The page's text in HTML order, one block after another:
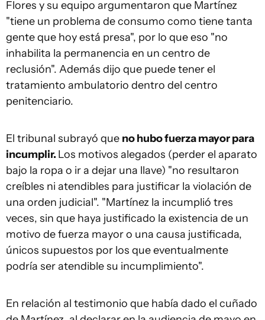
Flores y su equipo argumentaron que Martínez
"tiene un problema de consumo como tiene tanta
gente que hoy está presa", por lo que eso "no
inhabilita la permanencia en un centro de
reclusión". Además dijo que puede tener el
tratamiento ambulatorio dentro del centro
penitenciario.
El tribunal subrayó que no hubo fuerza mayor para
incumplir. Los motivos alegados (perder el aparato
bajo la ropa o ir a dejar una llave) "no resultaron
creíbles ni atendibles para justificar la violación de
una orden judicial". "Martínez la incumplió tres
veces, sin que haya justificado la existencia de un
motivo de fuerza mayor o una causa justificada,
únicos supuestos por los que eventualmente
podría ser atendible su incumplimiento".
En relación al testimonio que había dado el cuñado